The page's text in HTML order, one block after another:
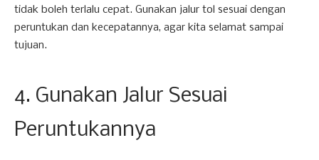
tidak boleh terlalu cepat. Gunakan jalur tol sesuai dengan
peruntukan dan kecepatannya, agar kita selamat sampai
tujuan.
4. Gunakan Jalur Sesuai
Peruntukannya